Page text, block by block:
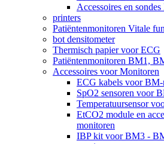
Accessoires en
printers
Patiëntenmonitoren Vitale
bot densitometer
Thermisch papier voor ECG
Patiëntenmonitoren BM1,
Accessoires voor Monitoren
ECG kabels voor BM-
SpO2 sensoren voor
Temperatuursensor
EtCO2 module en
monitoren
IBP kit voor BM3 -